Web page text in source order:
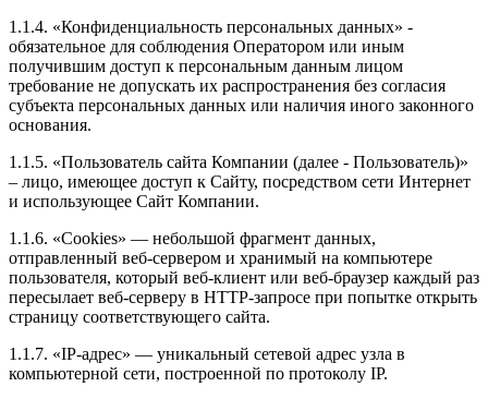
1.1.4. «Конфиденциальность персональных данных» -
обязательное для соблюдения Оператором или иным
получившим доступ к персональным данным лицом
требование не допускать их распространения без согласия
субъекта персональных данных или наличия иного законного
основания.
1.1.5. «Пользователь сайта Компании (далее - Пользователь)»
– лицо, имеющее доступ к Сайту, посредством сети Интернет
и использующее Сайт Компании.
1.1.6. «Cookies» — небольшой фрагмент данных,
отправленный веб-сервером и хранимый на компьютере
пользователя, который веб-клиент или веб-браузер каждый раз
пересылает веб-серверу в HTTP-запросе при попытке открыть
страницу соответствующего сайта.
1.1.7. «IP-адрес» — уникальный сетевой адрес узла в
компьютерной сети, построенной по протоколу IP.